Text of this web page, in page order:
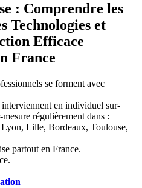
: Comprendre les
Technologies et
Efficace
France
se forment avec
en individuel sur-
régulièrement dans :
Lyon, Lille, Bordeaux, Toulouse,
partout en France.